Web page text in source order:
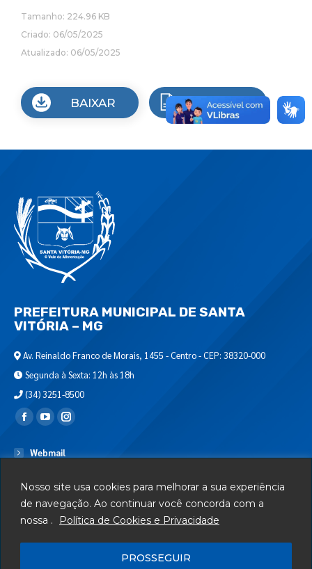
Nosso site usa cookies para melhorar a sua experiência
de navegação. Ao continuar você concorda com a
nossa .
Política de Cookies e Privacidade
PROSSEGUIR
Tamanho: 224.96 KB
Criado: 06/05/2025
Atualizado: 06/05/2025
BAIXAR VISUALIZAR
PREFEITURA MUNICIPAL DE SANTA
VITÓRIA – MG
Av. Reinaldo Franco de Morais, 1455 - Centro - CEP: 38320-000
Segunda à Sexta: 12h às 18h
(34) 3251-8500
Encontre-nos em:
Webmail
Serviços
Telefones Úteis